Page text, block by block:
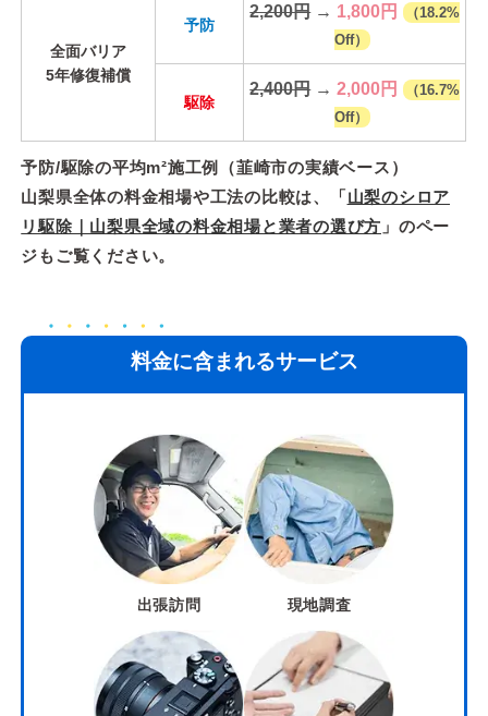
全面バリア
5年修復補償
予防
2,200円→ 1,800円
（18.2%
Off）
駆除
2,400円→2,000円
（16.7%
Off）
予防/駆除の平均m²施工例（韮崎市の実績ベース）
山梨県全体の料金相場や工法の比較は、「山梨のシロア
リ駆除｜山梨県全域の料金相場と業者の選び方 」のペー
ジもご覧ください。
料金に含まれるサービス
出張訪問 現地調査